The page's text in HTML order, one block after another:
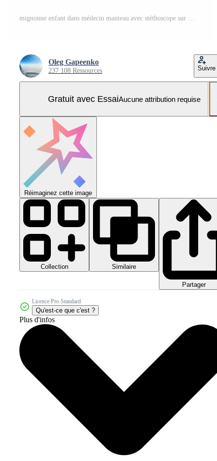
mignonne enfant dans médecin manteau avec stéthoscope sur Couleur Contexte Photo Pro
Oleg Gapeenko
237 108 Ressources Suivre
Gratuit avec EssaiAucune attribution requise
Réimaginez cette image
Collection Similaire
Partager
Licence Pro Standard
Qu'est-ce que c'est ?
Plus d'infos